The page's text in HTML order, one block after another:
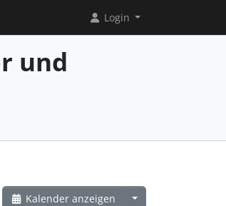
Login
und
Kalender anzeigen